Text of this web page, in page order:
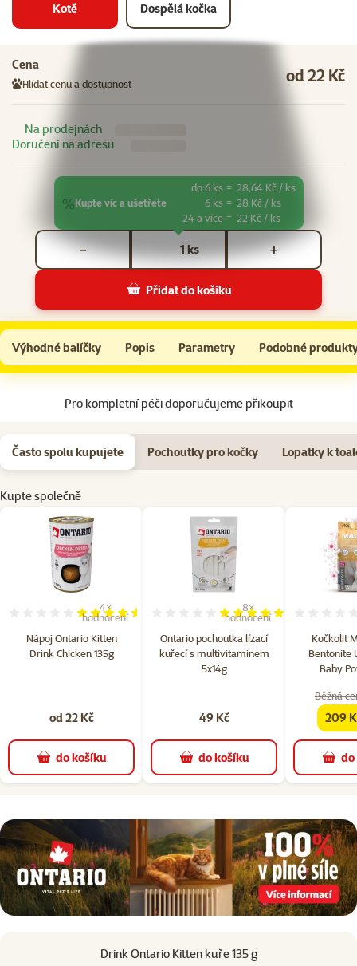
Kotě Dospělá kočka
Cena
Hlídat cenu a dostupnost od 22 Kč
Na prodejnách
Doručení na adresu
ks
− +
%Kupte víc a ušetřete
do 6 ks = 28,64 Kč / ks
6 ks = 28 Kč / ks
24 a více = 22 Kč / ks
Přidat do košíku
Nápoj Ontario Kitten Drink Chicken 135g
Do košíku
Výhodné balíčky Popis Parametry Podobné
Na začátek stránky
Pro kompletní péči doporučujeme přikoupit
Často spolu kupujete Pochoutky pro kočky Lopatky k
Kupte společně
Nápoj Ontario Kitten
Drink Chicken 135g
Hodnocení 90%, počet hodnocení: 4
4×
hodnocení
od 22 Kč
do košíku
Ontario pochoutka lízací
kuřecí s multivitaminem
5x14g
Hodnocení 98%, počet
8×
hodnocení
49 Kč
do košíku
Kočkolit
Bentonite
Baby
Běžná
family
209
superzoo.product.detail.content
Drink Ontario Kitten kuře 135 g